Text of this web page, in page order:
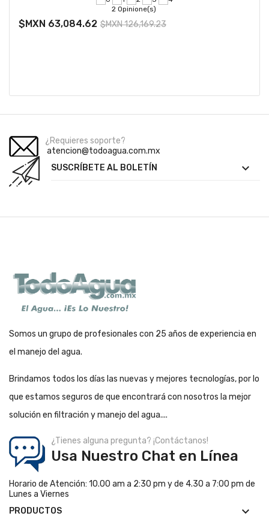
2 Opinione(s)
$MXN 63,084.62 $MXN 126,169.23
¿Requieres soporte?
atencion@todoagua.com.mx
SUSCRÍBETE AL BOLETÍN

Somos un grupo de profesionales con 25 años de experiencia en
el manejo del agua.
Brindamos todos los días las nuevas y mejores tecnologías, por lo
que estamos seguros de que encontrará con nosotros la mejor
solución en filtración y manejo del agua....
¿Tienes alguna pregunta? ¡Contáctanos!
Usa Nuestro Chat en Línea
Horario de Atención: 10.00 am a 2:30 pm y de 4.30 a 7:00 pm de
Lunes a Viernes
PRODUCTOS
